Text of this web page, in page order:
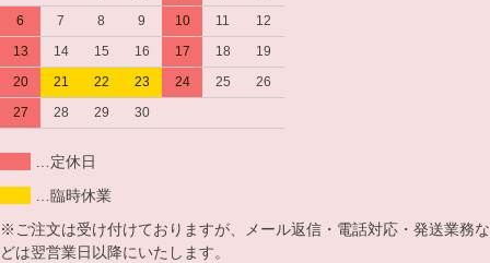
6
7 8 9 10 11
12
13
14 15 16 17 18
19
20
21 22 23 24 25
26
27
28 29 30
…定休日
…臨時休業
※ご注文は受け付けておりますが、メール返信・電話対応・発送業務な
どは翌営業日以降にいたします。